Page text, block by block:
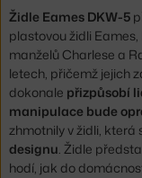
Židle Eames DKW-5
plastovou židli
manželů Charlese a
letech, přičemž jejich
dokonale přizpůsobí
manipulace bude
zhmotnily v židli,
designu. Židle
hodí, jak do